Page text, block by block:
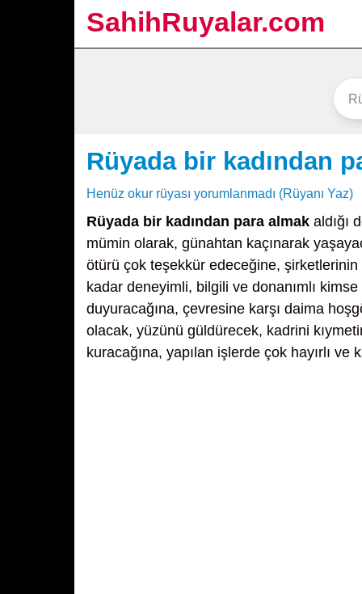
SahihRuyalar.com
Rüyada bir kadından
Henüz okur rüyası yorumlanmadı (Rüyanı Yaz)
Rüyada bir kadından para almak aldığı
mümin olarak, günahtan kaçınarak
ötürü çok teşekkür edeceğine, şirketlerinin
kadar deneyimli, bilgili ve donanımlı
duyuracağına, çevresine karşı daima
olacak, yüzünü güldürecek, kadrini
kuracağına, yapılan işlerde çok hayırlı